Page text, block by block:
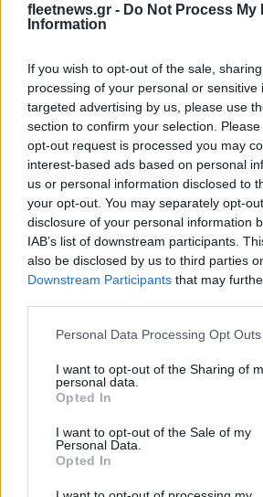
fleetnews.gr - Do Not Process My
Information
If you wish to opt-out of the sale,
processing of your personal or sensitive
targeted advertising by us, please use
section to confirm your selection.
opt-out request is processed you may
interest-based ads based on personal
us or personal information disclosed to
your opt-out. You may separately opt-
disclosure of your personal information
IAB’s list of downstream participants.
also be disclosed by us to third parties
Downstream Participants that may
Please note that this website/app uses
not limited to your visit or usage
grant or deny consent to Google and its
use your data for below specified
consent section.
Personal Data Processing Opt Outs
I want to opt-out of the Sharing of
personal data.
Opted In
I want to opt-out of the Sale of my
Personal Data.
Opted In
Το FIAT 500 Hybrid τώρα
από 18.990 ευρώ
της
το 2028
18η συνεχόμενη χρονιά για τον ΟΤΕ στη
δεικτών FTSE4Good